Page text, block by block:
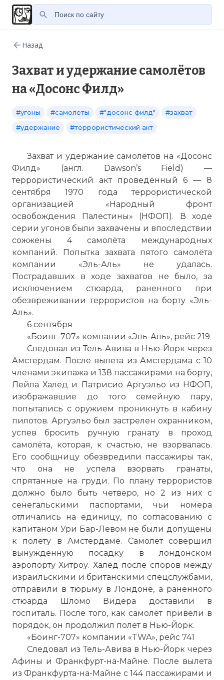
Назад
Захват и удержание самолётов
на «Досонс Филд»
#угоны #самолеты #"досонс филд"
#захват
#удержание
#террористический акт
Захват и удержание самолётов на «Досонс
Филд» (англ. Dawson’s Field) —
террористический акт проведённый 6 — 8
сентября 1970 года террористической
организацией «Народный фронт
освобождения Палестины» (НФОП). В ходе
серии угонов были захвачены и впоследствии
сожжены 4 самолёта международных
компаний. Попытка захвата пятого самолёта
компании «Эль-Аль» не удалась.
Пострадавших в ходе захватов не было, за
исключением стюарда, раненного при
обезвреживании террористов на борту «Эль-
Аль».
6 сентября
«Боинг-707» компании «Эль-Аль», рейс 219
Следовал из Тель-Авива в Нью-Йорк через
Амстердам. После вылета из Амстердама с 10
членами экипажа и 138 пассажирами на борту,
Лейла Халед и Патрисио Аргуэльо из НФОП,
изображавшие до того семейную пару,
попытались с оружием проникнуть в кабину
пилотов. Аргуэльо был застрелен охранником,
успев бросить ручную гранату в проход
самолёта, которая, к счастью, не взорвалась.
Его сообщницу обезвредили пассажиры так,
что она не успела взорвать гранаты,
спрятанные на груди. По плану террористов
должно было быть четверо, но 2 из них с
сенегальскими паспортами, чьи номера
отличались на единицу, по согласованию с
капитаном Ури Бар-Левом не были допущены
к полёту в Амстердаме. Самолёт совершил
вынужденную посадку в лондонском
аэропорту Хитроу. Халед после споров между
израильскими и британскими спецслужбами,
отправили в тюрьму в Лондоне, а раненного
стюарда Шломо Видера доставили в
госпиталь. После того, как самолёт привели в
порядок, он продолжил полет в Нью-Йорк.
«Боинг-707» компании «TWA», рейс 741
Следовал из Тель-Авива в Нью-Йорк через
Афины и Франкфурт-на-Майне. После вылета
из Франкфурта-на-Майне с 144 пассажирами и